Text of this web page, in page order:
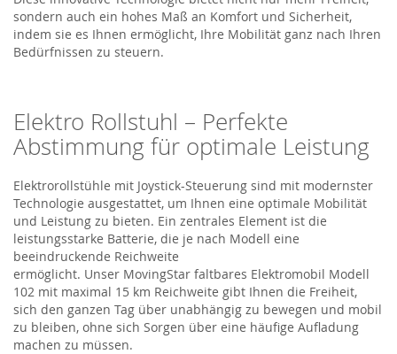
sondern auch ein hohes Maß an Komfort und Sicherheit,
indem sie es Ihnen ermöglicht, Ihre Mobilität ganz nach Ihren
Bedürfnissen zu steuern.
Elektro Rollstuhl – Perfekte
Abstimmung für optimale Leistung
Elektrorollstühle mit Joystick-Steuerung sind mit modernster
Technologie ausgestattet, um Ihnen eine optimale Mobilität
und Leistung zu bieten. Ein zentrales Element ist die
leistungsstarke Batterie, die je nach Modell eine
beeindruckende Reichweite
ermöglicht. Unser MovingStar faltbares Elektromobil Modell
102 mit maximal 15 km Reichweite gibt Ihnen die Freiheit,
sich den ganzen Tag über unabhängig zu bewegen und mobil
zu bleiben, ohne sich Sorgen über eine häufige Aufladung
machen zu müssen.